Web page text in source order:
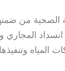
من
المجاري
وتنفيذها